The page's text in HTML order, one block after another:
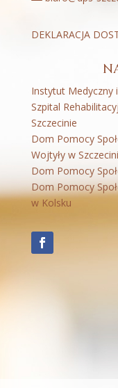
DEKLARACJA
Instytut Medyczny
Szpital
Szczecinie
Dom Pomocy
Wojtyły w
Dom Pomocy
Dom Pomocy
w Kolsku